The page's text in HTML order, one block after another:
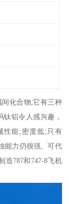
间化合物;它有三种
铝令人感兴趣，
性能;密度低;只有
能力仍很强。可代
造787和747-8飞机